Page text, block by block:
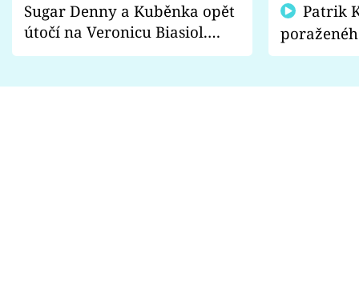
Sugar Denny a Kuběnka opět
útočí na Veronicu Biasiol.
Proč je podle nich falešná a
fanoušci